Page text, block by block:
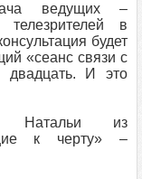
ведущих –
телезрителей в
будет
«сеанс связи с
двадцать. И это
Натальи из
к черту» –